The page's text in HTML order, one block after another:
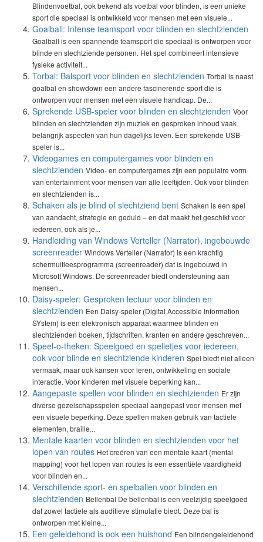
Blindenvoetbal, ook bekend als voetbal voor blinden, is een unieke
sport die speciaal is ontwikkeld voor mensen met een visuele...
Goalball: Intense teamsport voor blinden en slechtzienden
Goalball is een spannende teamsport die speciaal is ontworpen voor
blinde en slechtziende personen. Het spel combineert intensieve
fysieke activiteit...
Torbal: Balsport voor blinden en slechtzienden Torbal is naast
goalbal en showdown een andere fascinerende sport die is
ontworpen voor mensen met een visuele handicap. De...
Sprekende USB-speler voor blinden en slechtzienden Voor
blinden en slechtzienden zijn muziek en gesproken inhoud vaak
belangrijk aspecten van hun dagelijks leven. Een sprekende USB-
speler is...
Videogames en computergames voor blinden en
slechtzienden Video- en computergames zijn een populaire vorm
van entertainment voor mensen van alle leeftijden. Ook voor blinden
en slechtzienden is...
Schaken als je blind of slechtziend bent Schaken is een spel
van aandacht, strategie en geduld – en dat maakt het geschikt voor
iedereen, ook als je...
Handleiding van Windows Verteller (Narrator), ingebouwde
screenreader Windows Verteller (Narrator) is een krachtig
schermuitleesprogramma (screenreader) dat is ingebouwd in
Microsoft Windows. De screenreader biedt ondersteuning aan
mensen...
Daisy-speler: Gesproken lectuur voor blinden en
slechtzienden Een Daisy-speler (Digital Accessible Information
SYstem) is een elektronisch apparaat waarmee blinden en
slechtzienden boeken, tijdschriften, kranten en andere geschreven...
Speel-o-theken: Speelgoed en spelletjes voor iedereen,
ook voor blinde en slechtziende kinderen Spel biedt niet alleen
vermaak, maar ook kansen voor leren, ontwikkeling en sociale
interactie. Voor kinderen met visuele beperking kan...
Aangepaste spellen voor blinden en slechtzienden Er zijn
diverse gezelschapsspelen speciaal aangepast voor mensen met
een visuele beperking. Deze spellen maken gebruik van tactiele
elementen, braille...
Mentale kaarten voor blinden en slechtzienden voor het
lopen van routes Het creëren van een mentale kaart (mental
mapping) voor het lopen van routes is een essentiële vaardigheid
voor blinden en...
Verschillende sport- en spelballen voor blinden en
slechtzienden Bellenbal De bellenbal is een veelzijdig speelgoed
dat zowel tactiele als auditieve stimulatie biedt. Deze bal is
ontworpen met kleine...
Een geleidehond is ook een huishond Een blindengeleidehond